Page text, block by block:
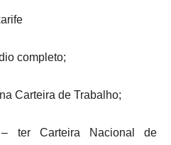
completo;
Carteira de Trabalho;
– ter Carteira Nacional de